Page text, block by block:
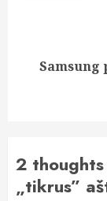
Next
Samsung
2
„tikrus”